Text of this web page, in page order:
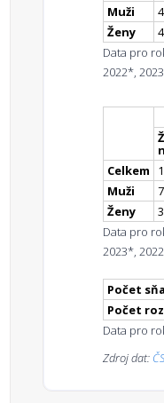
Muži
Ženy
Data pro
2022*,
Celkem
Muži
7
Ženy
3
Data pro
2023*,
Počet
Počet
Data pro
Zdroj dat: